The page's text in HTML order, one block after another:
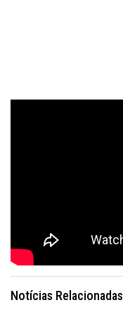
Notícias Relacionadas